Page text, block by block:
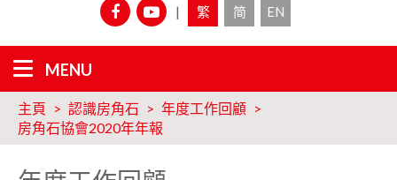
| 繁 简 EN
主頁 認識房角石
年度工作回顧
房角石協會2020年年報